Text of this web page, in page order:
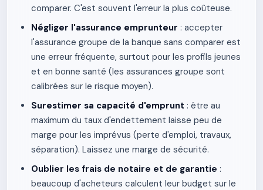
comparer. C'est souvent l'erreur la plus coûteuse.
Négliger l'assurance emprunteur : accepter
l'assurance groupe de la banque sans comparer est
une erreur fréquente, surtout pour les profils jeunes
et en bonne santé (les assurances groupe sont
calibrées sur le risque moyen).
Surestimer sa capacité d'emprunt : être au
maximum du taux d'endettement laisse peu de
marge pour les imprévus (perte d'emploi, travaux,
séparation). Laissez une marge de sécurité.
Oublier les frais de notaire et de garantie :
beaucoup d'acheteurs calculent leur budget sur le